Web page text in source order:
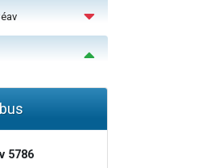
5786